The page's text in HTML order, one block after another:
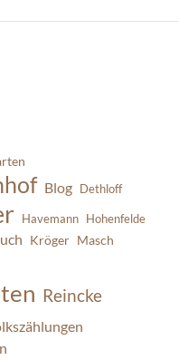
Blog Dethloff
Havemann Hohenfelde
Kröger Masch
Reincke